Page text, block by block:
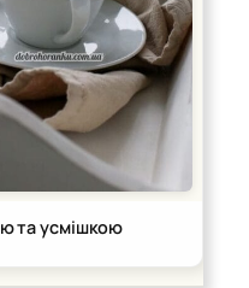
та усмішкою